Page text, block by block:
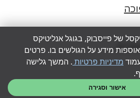
של פייסבוק, בגוגל אנליטיקס
מידע על הגולשים בו. פרטים
מדיניות פרטיות . המשך גלישה
אישור וסגירה